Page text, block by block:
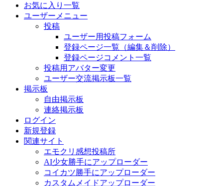
お気に入り一覧
ユーザーメニュー
投稿
ユーザー用投稿フォーム
登録ページ一覧（編集＆削除）
登録ページコメント一覧
投稿用アバター変更
ユーザー交流掲示板一覧
掲示板
自由掲示板
連絡掲示板
ログイン
新規登録
関連サイト
エモクリ感想投稿所
AI少女勝手にアップローダー
コイカツ勝手にアップローダー
カスタムメイドアップローダー